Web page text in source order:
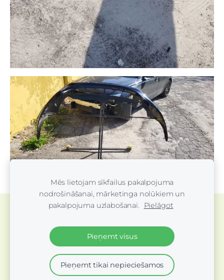
Mēs lietojam sīkfailus pakalpojuma
nodrošināšanai, mārketinga nolūkiem un
pakalpojuma uzlabošanai.
Pielāgot
Pieņemt visus
Pieņemt tikai nepieciešamos